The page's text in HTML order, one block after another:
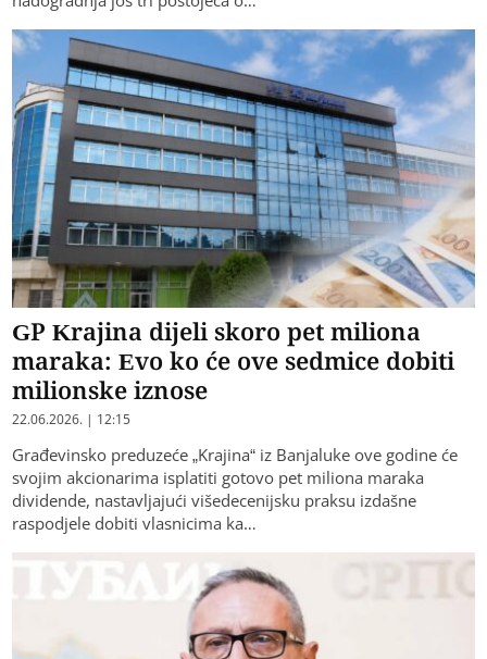
GP Krajina dijeli skoro pet miliona
maraka: Evo ko će ove sedmice dobiti
milionske iznose
22.06.2026. | 12:15
Građevinsko preduzeće „Krajina“ iz Banjaluke ove godine će
svojim akcionarima isplatiti gotovo pet miliona maraka
dividende, nastavljajući višedecenijsku praksu izdašne
raspodjele dobiti vlasnicima ka…